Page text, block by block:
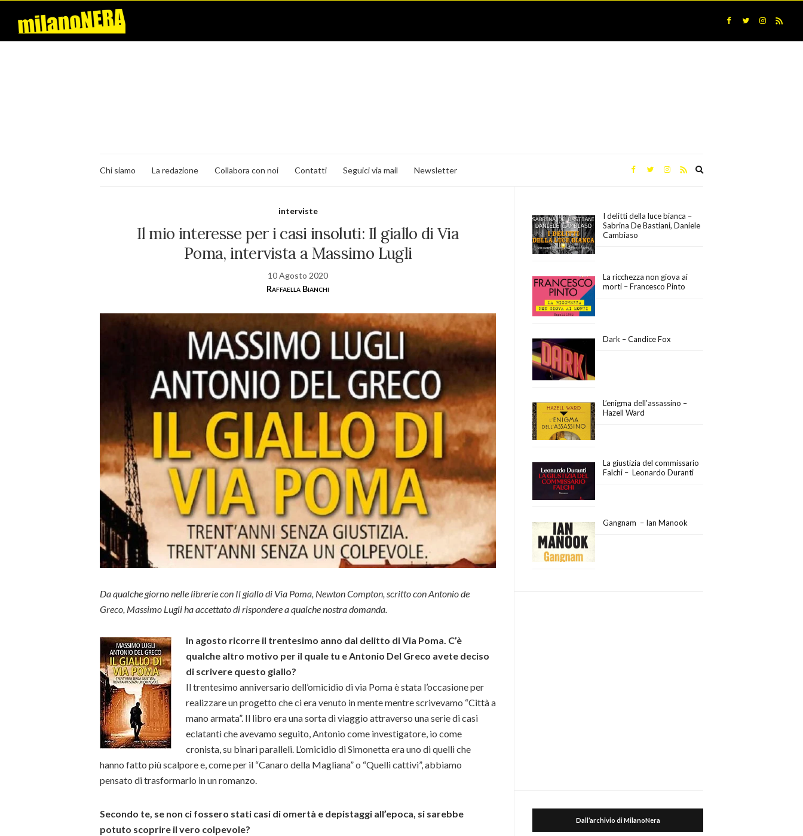
Chi siamo La redazione Collabora con noi Contatti Seguici via mail Newsletter
interviste
Il mio interesse per i casi insoluti: Il giallo di Via
Poma, intervista a Massimo Lugli
10 Agosto 2020
Raffaella Bianchi
Da qualche giorno nelle librerie con Il giallo di Via Poma, Newton Compton, scritto con Antonio de
Greco, Massimo Lugli ha accettato di rispondere a qualche nostra domanda.
In agosto ricorre il trentesimo anno dal delitto di Via Poma. C’è
qualche altro motivo per il quale tu e Antonio Del Greco avete deciso
di scrivere questo giallo?
Il trentesimo anniversario dell’omicidio di via Poma è stata l’occasione per
realizzare un progetto che ci era venuto in mente mentre scrivevamo “Città a
mano armata”. Il libro era una sorta di viaggio attraverso una serie di casi
eclatanti che avevamo seguito, Antonio come investigatore, io come
cronista, su binari paralleli. L’omicidio di Simonetta era uno di quelli che
hanno fatto più scalpore e, come per il “Canaro della Magliana” o “Quelli cattivi”, abbiamo
pensato di trasformarlo in un romanzo.
Secondo te, se non ci fossero stati casi di omertà e depistaggi all’epoca, si sarebbe
potuto scoprire il vero colpevole?
I delitti della luce bianca –
Sabrina De Bastiani, Daniele
Cambiaso
La ricchezza non giova ai
morti – Francesco Pinto
Dark – Candice Fox
L’enigma dell’assassino –
Hazell Ward
La giustizia del commissario
Falchi – Leonardo Duranti
Gangnam – Ian Manook
Dall’archivio di MilanoNera